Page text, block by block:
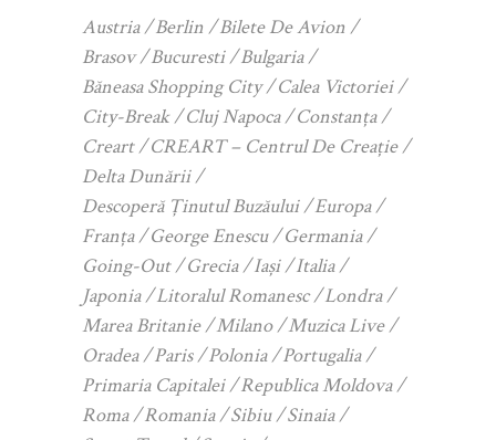
Austria Berlin
Bilete De Avion
Brasov
Bucuresti
Bulgaria
Băneasa Shopping City
Calea Victoriei
City-Break
Cluj Napoca
Constanța
Creart
CREART – Centrul De Creație
Delta Dunării
Descoperă Ținutul Buzăului
Europa
Franța
George Enescu
Germania
Going-Out
Grecia Iași
Italia
Japonia
Litoralul Romanesc
Londra
Marea Britanie
Milano
Muzica Live
Oradea
Paris Polonia
Portugalia
Primaria Capitalei
Republica Moldova
Roma
Romania Sibiu
Sinaia